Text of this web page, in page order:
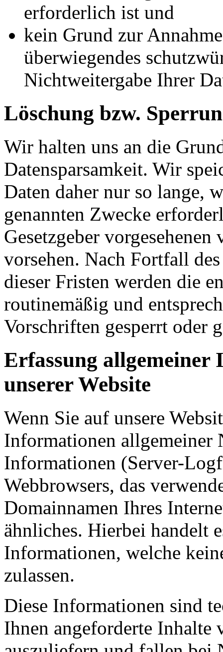
erforderlich ist und
kein Grund zur
überwiegendes
Nichtweitergabe Ihrer
Löschung bzw.
Wir halten uns an die
Datensparsamkeit. Wir
Daten daher nur so lange,
genannten Zwecke
Gesetzgeber
vorsehen. Nach Fortfall
dieser Fristen werden die
routinemäßig und
Vorschriften gesperrt oder
Erfassung allgemeiner
unserer Website
Wenn Sie auf unsere
Informationen allgemeiner
Informationen (Server-
Webbrowsers, das
Domainnamen Ihres
ähnliches. Hierbei handelt
Informationen, welche
zulassen.
Diese Informationen sind
Ihnen angeforderte Inhalte